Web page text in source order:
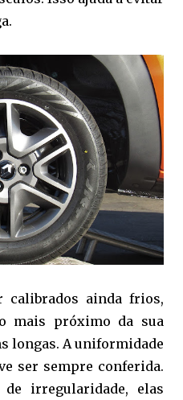
calibrados ainda frios,
mais próximo da sua
longas. A uniformidade
ser sempre conferida.
irregularidade, elas